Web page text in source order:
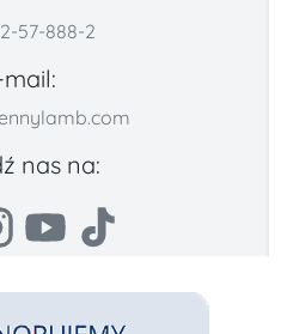
57-888-2
mail:
nas na: